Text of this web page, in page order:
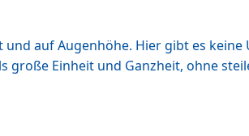
und auf Augenhöhe. Hier gibt es
große Einheit und Ganzheit, ohne